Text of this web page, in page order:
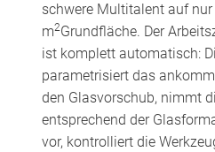
schwere Multitalent auf nur
m2Grundfläche. Der
ist komplett automatisch:
parametrisiert das
den Glasvorschub, nimmt
entsprechend der
vor, kontrolliert die